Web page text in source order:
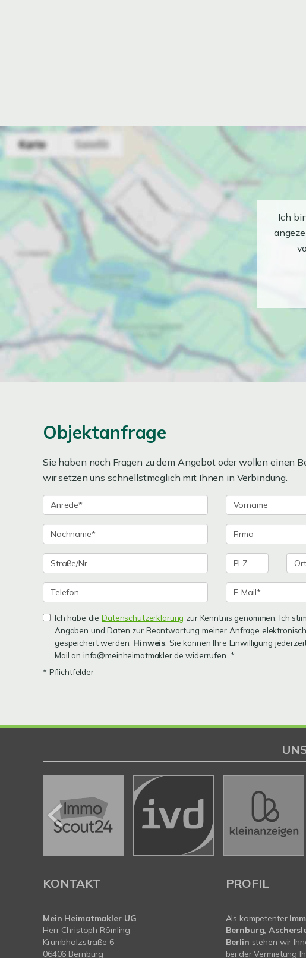
Ich
Objektanfrage
Sie haben noch Fragen zu dem Angebot oder wollen einen
wir setzen uns schnellstmöglich mit Ihnen in Verbindung.
Ich habe dieDatenschutzerklärung zur Kenntnis genommen. Ich
Angaben und Daten zur Beantwortung meiner Anfrage
gespeichert werden. Hinweis: Sie können Ihre Einwilligung
Mail an info@meinheimatmakler.de widerrufen. *
* Pflichtfelder
KONTAKT
Mein Heimatmakler UG
Herr Christoph Römling
Krumbholzstraße 6
06406 Bernburg
PROFIL
Als kompetenter
Bernburg,
Berlin stehen wir
bei der Vermietung